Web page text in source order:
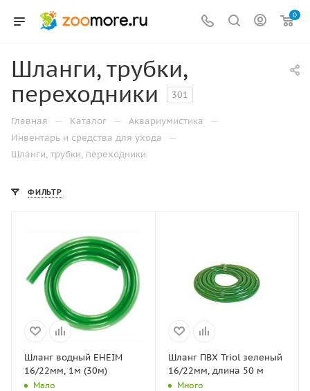
0
Шланги, трубки,
переходники
301
Главная — Каталог — Аквариумистика —
Инвентарь и средства для ухода —
Шланги, трубки, переходники
ФИЛЬТР
Шланг водный EHEIM
16/22мм, 1м (30м)
Мало
Шланг ПВХ Triol зеленый
16/22мм, длина 50 м
Много